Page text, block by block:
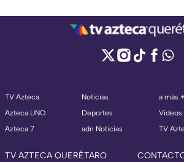
TV Azteca
Azteca UNO
Azteca 7
Noticias
Deportes
adn Noticias
a más +
Videos
TV
TV AZTECA QUERÉTARO